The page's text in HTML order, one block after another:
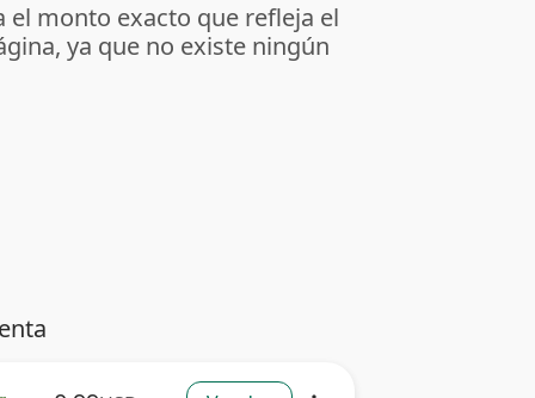
el monto exacto que refleja el
ya que no existe ningún